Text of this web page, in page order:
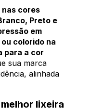
nas cores
Preto e
em
colorido na
para a cor
sua marca
alinhada
lixeira